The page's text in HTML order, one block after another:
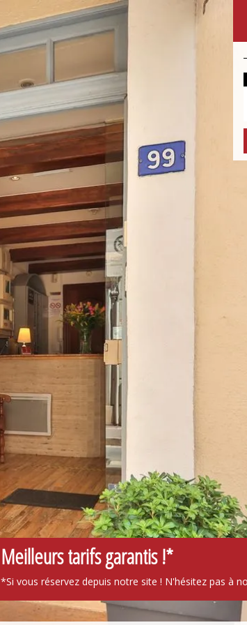
Meilleurs tarifs garantis !*
*Si vous réservez depuis notre site ! N'hésitez pas à